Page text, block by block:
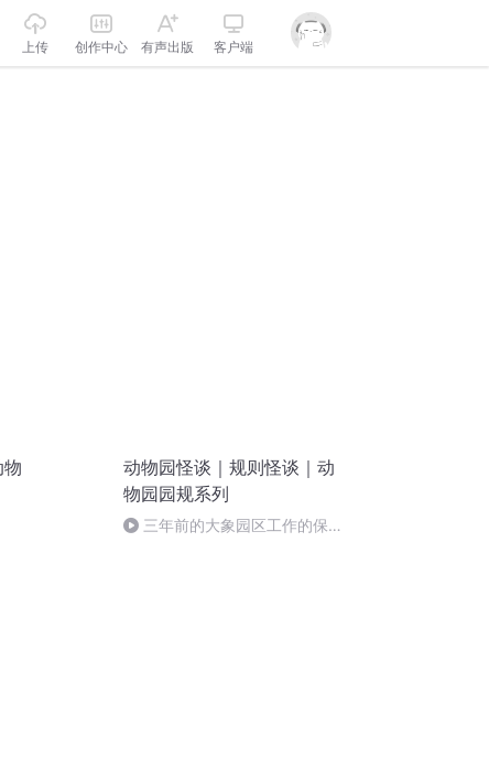
上传 创作中心 有声出版 客户端
动物园怪谈｜规则怪谈｜动
物园园规系列
三年前的大象园区工作的保安